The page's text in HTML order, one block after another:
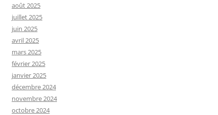
août 2025
juillet 2025
juin 2025
avril 2025
mars 2025
février 2025
janvier 2025
décembre 2024
novembre 2024
octobre 2024